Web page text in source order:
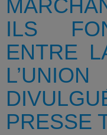
ILS
ENTRE
PRESSE